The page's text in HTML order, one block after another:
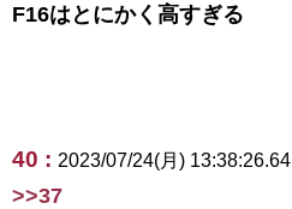
F16はとにかく高すぎる
40 : 2023/07/24(月) 13:38:26.64
>>37